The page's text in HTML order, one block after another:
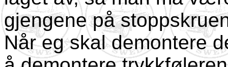
gjengene på
Når eg skal demontere